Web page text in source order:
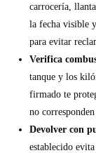
carrocería,
la fecha visible
para evitar
Verifica
tanque y los
firmado te
no
Devolver con
establecido